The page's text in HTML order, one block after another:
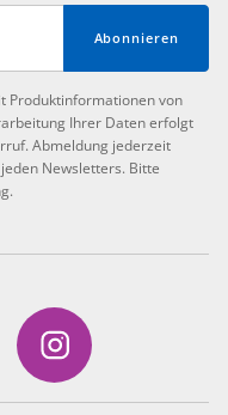
Abonnieren
Produktinformationen von
Ihrer Daten erfolgt
Abmeldung jederzeit
Newsletters. Bitte
.